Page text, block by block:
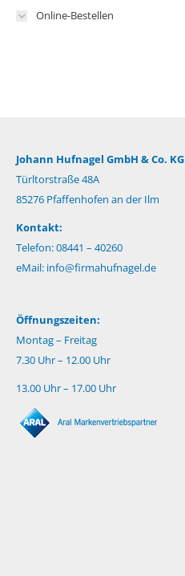
Online-Bestellen
Johann Hufnagel GmbH & Co. KG
Türltorstraße 48A
85276 Pfaffenhofen an der Ilm
Kontakt:
Telefon: 08441 – 40260
eMail: info@firmahufnagel.de
Öffnungszeiten:
Montag – Freitag
7.30 Uhr – 12.00 Uhr
13.00 Uhr – 17.00 Uhr